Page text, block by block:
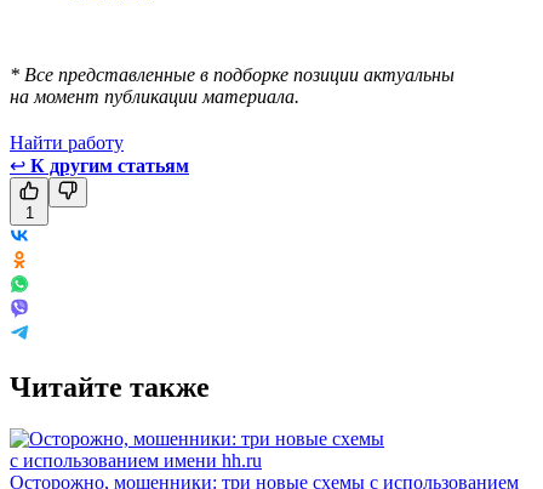
* Все представленные в подборке позиции актуальны
на момент публикации материала.
Найти работу
↩ К другим статьям
1
Читайте также
Осторожно, мошенники: три новые схемы с использованием